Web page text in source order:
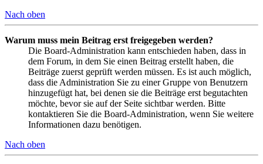
Nach oben
Warum muss mein Beitrag erst freigegeben werden?
Die Board-Administration kann entschieden haben, dass in
dem Forum, in dem Sie einen Beitrag erstellt haben, die
Beiträge zuerst geprüft werden müssen. Es ist auch möglich,
dass die Administration Sie zu einer Gruppe von Benutzern
hinzugefügt hat, bei denen sie die Beiträge erst begutachten
möchte, bevor sie auf der Seite sichtbar werden. Bitte
kontaktieren Sie die Board-Administration, wenn Sie weitere
Informationen dazu benötigen.
Nach oben